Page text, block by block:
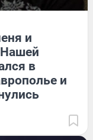
и
в
и